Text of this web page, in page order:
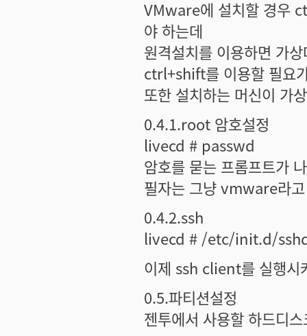
VMware에 설치할 경우
야 하는데
원격설치를 이용하면 가
ctrl+shift를 이용할 필요
또한 설치하는 머신이 가
0.4.1.root 암호설정
livecd # passwd
암호를 묻는 프롬프트가
필자는 그냥 vmware라
0.4.2.ssh
livecd # /etc/init.d/
이제 ssh client를 실행
0.5.파티션설정
젠투에서 사용할 하드디